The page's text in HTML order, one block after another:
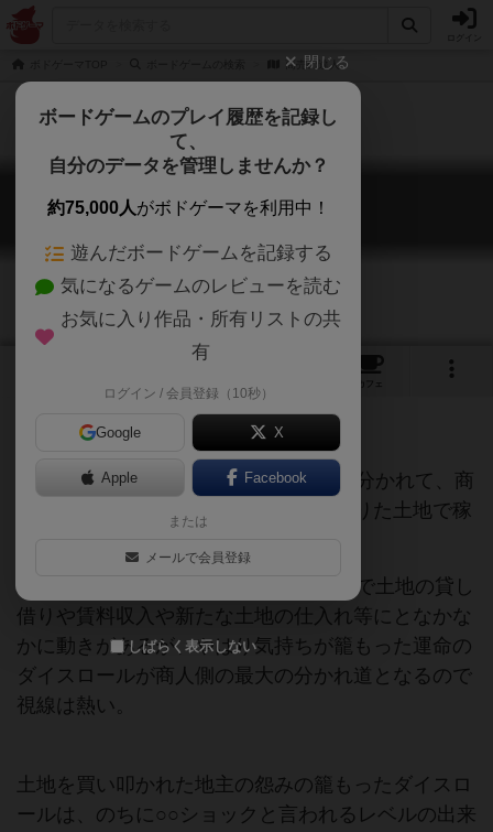
商売の達人
商売の達人
Masters of Commerce
カフェ
6人でプレイ。商人と地主と3人ずつに分かれて、商
人に土地を貸して賃料で稼ぐ地主と借りた土地で稼
5ラウンドして、1ラウンド毎に交渉等で土地の貸し
借りや賃料収入や新たな土地の仕入れ等にとなかな
かに動きがあるが、やはり気持ちが籠もった運命の
ダイスロールが商人側の最大の分かれ道となるので
視線は熱い。
土地を買い叩かれた地主の怨みの籠もったダイスロ
ールは、のちに○○ショックと言われるレベルの出来
閉じる
ボードゲームのプレイ履歴を記録し
て、
自分のデータを管理しませんか？
約75,000人がボドゲーマを利用中！
遊んだボードゲームを記録する
気になるゲームのレビューを読む
お気に入り作品・所有リストの共
有
ログイン / 会員登録（10秒）
Google X
Apple Facebook
または
メールで会員登録
しばらく表示しない